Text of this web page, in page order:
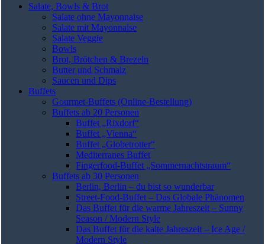
Salate, Bowls & Brot
Salate ohne Mayonnaise
Salate mit Mayonnaise
Salate Veggie
Bowls
Brot, Brötchen & Brezeln
Butter und Schmalz
Saucen und Dips
Buffets
Gourmet-Buffets (Online-Bestellung)
Buffets ab 20 Personen
Buffet „Rixdorf“
Buffet „Vienna“
Buffet „Globetrotter“
Mediterranes Buffet
Fingerfood-Buffet „Sommernachtstraum“
Buffets ab 30 Personen
Berlin, Berlin – du bist so wunderbar
Street-Food-Buffet – Das Globale Phänomen
Das Buffet für die warme Jahreszeit – Sunny
Season / Modern Style
Das Buffet für die kalte Jahreszeit – Ice Age /
Modern Style